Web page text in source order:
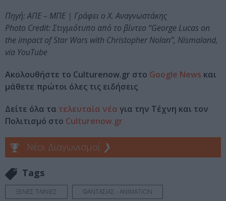
Πηγή: ΑΠΕ – ΜΠΕ | Γράφει ο Χ. Αναγνωστάκης
Photo Credit: Στιγμιότυπο από το βίντεο “George Lucas on
the impact of Star Wars with Christopher Nolan”, Nismaland,
via YouTube
Ακολουθήστε το Culturenow.gr στο Google News και
μάθετε πρώτοι όλες τις ειδήσεις
Δείτε όλα τα τελευταία νέα για την Τέχνη και τον
Πολιτισμό στο Culturenow.gr
Νέοι Διαγωνισμοί ❯
Tags
ΞΕΝΕΣ ΤΑΙΝΙΕΣ ΦΑΝΤΑΣΙΑΣ - ANIMATION